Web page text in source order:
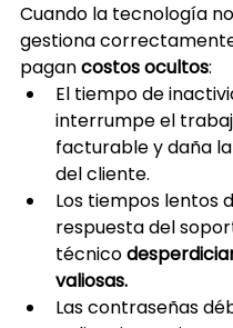
Cuando la tecnología
gestiona
pagan costos ocultos:
El tiempo de
interrumpe el
facturable y daña
del cliente.
Los tiempos lentos
respuesta del
técnico
valiosas.
Las contraseñas